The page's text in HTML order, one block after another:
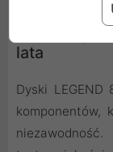
lata
Dyski
komponentów,